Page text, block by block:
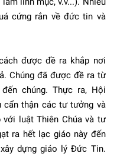
cứng rắn về đức tin và
được đề ra khắp nơi
Chúng đã được đề ra từ
chúng. Thực ra, Hội
cẩn thận các tư tưởng và
luật Thiên Chúa và tư
ra hết lạc giáo này đến
dựng giáo lý Ðức Tin.